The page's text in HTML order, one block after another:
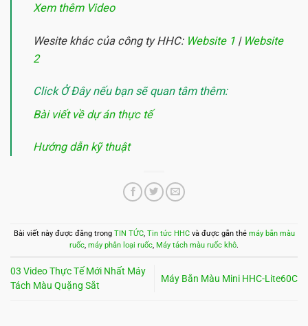
Xem thêm Video
Wesite khác của công ty HHC: Website 1 | Website
2
Click Ở Đây nếu bạn sẽ quan tâm thêm:
Bài viết về dự án thực tế
Hướng dẫn kỹ thuật
Bài viết này được đăng trong TIN TỨC, Tin tức HHCvà được gắn thẻ máy bắn màu
ruốc, máy phân loại ruốc, Máy tách màu ruốc khô.
03 Video Thực Tế Mới Nhất Máy
Tách Màu Quặng Sắt
Máy Bắn Màu Mini HHC-Lite60C